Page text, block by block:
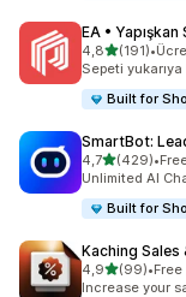
EA •
4,85 yıldız
(191)
toplam 191•
Sepeti yukarıya
Built for
SmartBot:
4,75 yıldız
(429)
toplam 429•
Unlimited AI
Built for
Kaching Sales
4,95 yıldız
(99)
toplam 99 •
Increase your